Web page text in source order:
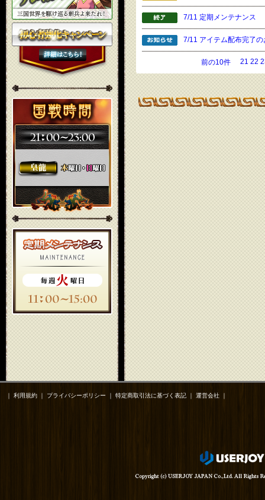
7/11 定期メンテナンス
7/11 アイテム配布完了の
前の10件 21 22
｜ 利用規約 ｜ プライバシーポリシー ｜ 特定商取引法に基づく表記 ｜ 運営会社 ｜